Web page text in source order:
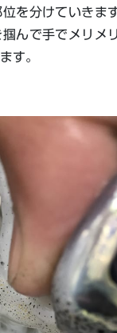
を分けていきま
掴んで手でメリメ
す。